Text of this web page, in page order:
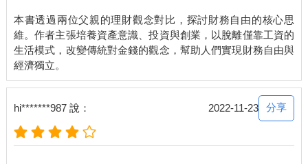
本書透過兩位父親的理財觀念對比，探討財務自由的核心思
維。作者主張培養資產意識、投資與創業，以脫離僅靠工資的
生活模式，改變傳統對金錢的觀念，幫助人們實現財務自由與
hi*******987 說： 2022-11-23 分享